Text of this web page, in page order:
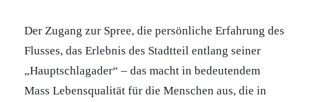
Der Zugang zur Spree, die persönliche Erfahrung des
Flusses, das Erlebnis des Stadtteil entlang seiner
„Hauptschlagader“ – das macht in bedeutendem
Mass Lebensqualität für die Menschen aus, die in